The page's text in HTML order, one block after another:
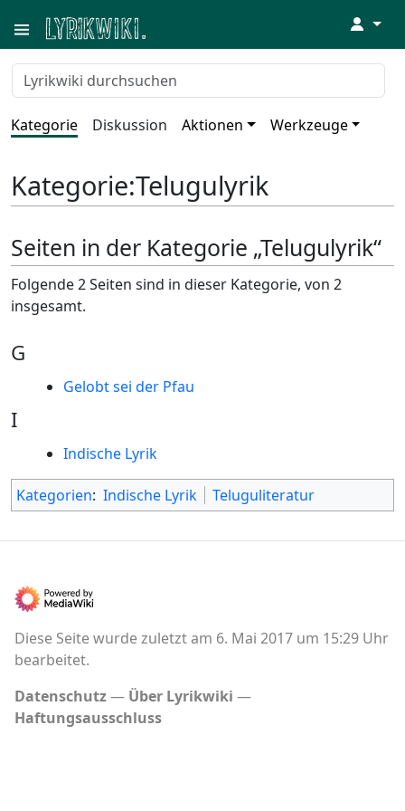
↓
Kategorie Diskussion Aktionen Werkzeuge
Kategorie:Telugulyrik
Seiten in der Kategorie „Telugulyrik“
Folgende 2 Seiten sind in dieser Kategorie, von 2
insgesamt.
G
Gelobt sei der Pfau
I
Indische Lyrik
Kategorien: Indische Lyrik Teluguliteratur
Diese Seite wurde zuletzt am 6. Mai 2017 um 15:29 Uhr
bearbeitet.
Datenschutz
Über Lyrikwiki
Haftungsausschluss